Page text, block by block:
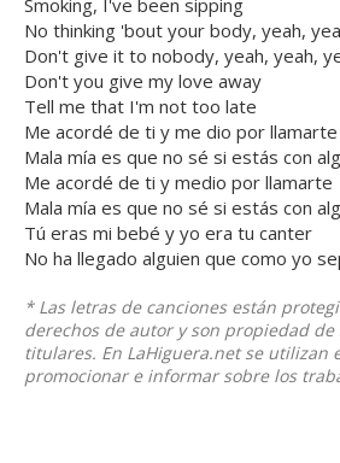
Smoking, I've been sipping
No thinking 'bout your body, yeah,
Don't give it to nobody, yeah, yeah,
Don't you give my love away
Tell me that I'm not too late
Me acordé de ti y me dio por llamarte
Mala mía es que no sé si estás con
Me acordé de ti y medio por llamarte
Mala mía es que no sé si estás con
Tú eras mi bebé y yo era tu canter
No ha llegado alguien que como yo
* Las letras de canciones están
derechos de autor y son propiedad de
titulares. En LaHiguera.net se utilizan
promocionar e informar sobre los